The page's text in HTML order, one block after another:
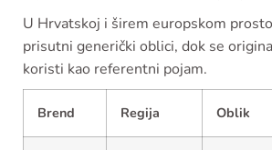
U Hrvatskoj i širem europskom
prisutni generički oblici, dok se
koristi kao referentni pojam.
Brend Regija Oblik